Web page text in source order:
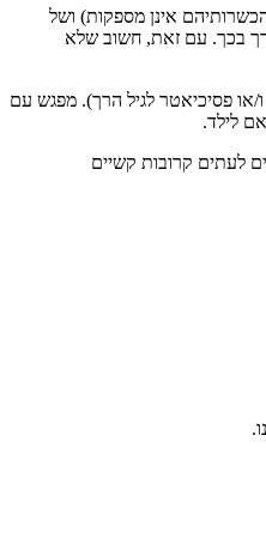
אינן מספקות) ושל
בכך. עם זאת, חשוב שלא
או פסיכיאטר לגיל הרך). מפגש עם
לילד.
לעתים קרובות קשיים